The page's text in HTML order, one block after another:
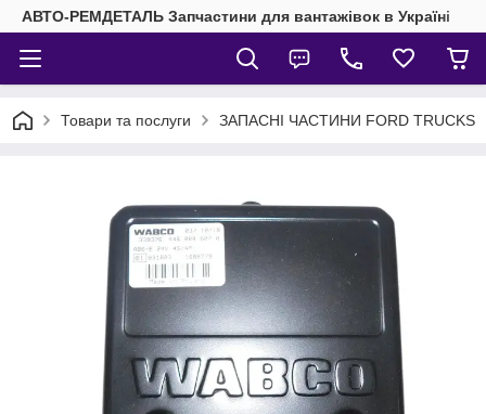
АВТО-РЕМДЕТАЛЬ Запчастини для вантажівок в Україні
Товари та послуги ЗАПАСНІ ЧАСТИНИ FORD TRUCKS